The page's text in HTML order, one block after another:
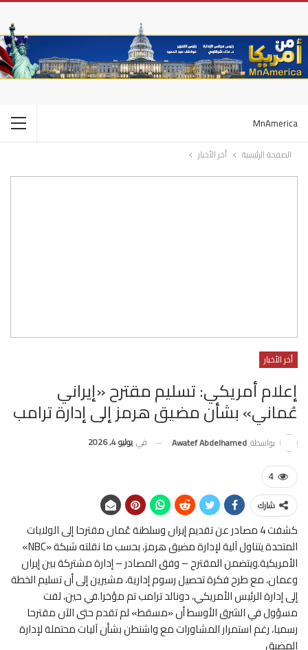
MnAmerica
الصفحة الرئيسية أخر الأخبار
أخر الأخبار
إعلام أمريكي: تسليم مقترح «إيراني
عُماني» بشأن مضيق هرمز إلى إدارة ترامب
بواسطة Awatef Abdelhamed في يوليو 4, 2026
4
شارك
كشفت 4 مصادر عن تقديم إيران وسلطنة عُمان مقترحا إلى الولايات
المتحدة يتناول آلية لإدارة مضيق هرمز، بحسب ما نقلته شبكة «NBC»
الأمريكية.ويتضمن المقترح – وفق المصادر – إدارة مشتركة بين إيران
وعمان، مع طرح فكرة تحصيل رسوم إدارية، مشيرين إلى أن تسليم الخطة
إلى إدارة الرئيس الأمريكي، دونالد ترامب تم مؤخرا.في حين، لفت
مسؤول في الشرق الأوسط أن «مسقط» لم تقدم حتى الآن مقترحا
رسميا، رغم استمرار المشاورات مع واشنطن بشأن آليات محتملة لإدارة
المضيق